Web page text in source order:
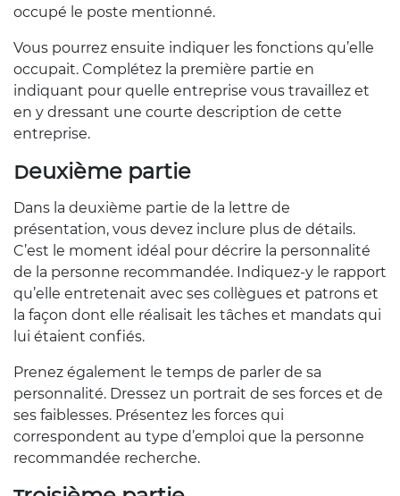
occupé le poste mentionné.
Vous pourrez ensuite indiquer les fonctions qu’elle
occupait. Complétez la première partie en
indiquant pour quelle entreprise vous travaillez et
en y dressant une courte description de cette
entreprise.
Deuxième partie
Dans la deuxième partie de la lettre de
présentation, vous devez inclure plus de détails.
C’est le moment idéal pour décrire la personnalité
de la personne recommandée. Indiquez-y le rapport
qu’elle entretenait avec ses collègues et patrons et
la façon dont elle réalisait les tâches et mandats qui
lui étaient confiés.
Prenez également le temps de parler de sa
personnalité. Dressez un portrait de ses forces et de
ses faiblesses. Présentez les forces qui
correspondent au type d’emploi que la personne
recommandée recherche.